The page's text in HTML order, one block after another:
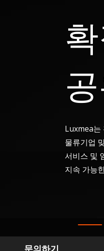
Luxmea는
물류기업
서비스 및
지속 가능
문의하기